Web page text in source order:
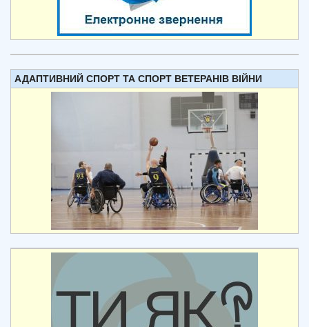
АДАПТИВНИЙ СПОРТ ТА СПОРТ ВЕТЕРАНІВ ВІЙНИ